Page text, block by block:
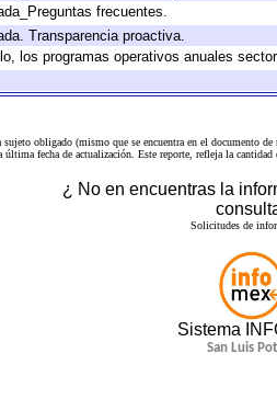
frecuentes.
Transparencia proactiva.
los programas operativos anuales
obligado (mismo que se encuentra en el documento de
última fecha de actualización. Este reporte, refleja la
¿ No en encuentras la
Solicitudes de
Sistema
San Luis